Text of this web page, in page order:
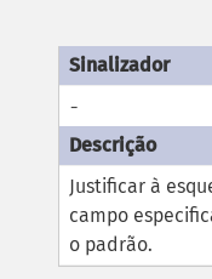
-
Justificar à
campo
o padrão.